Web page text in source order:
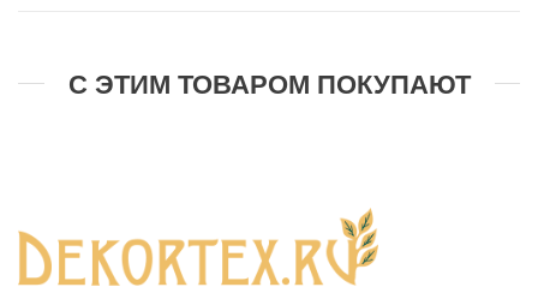
С ЭТИМ ТОВАРОМ ПОКУПАЮТ